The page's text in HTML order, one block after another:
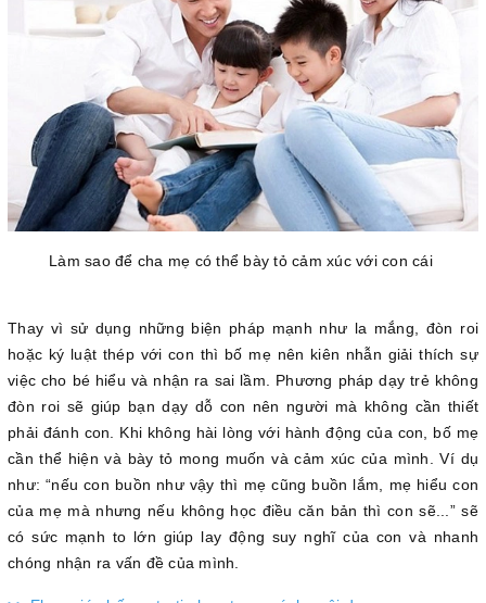
Làm sao để cha mẹ có thể bày tỏ cảm xúc với con cái
Thay vì sử dụng những biện pháp mạnh như la mắng, đòn roi
hoặc ký luật thép với con thì bố mẹ nên kiên nhẫn giải thích sự
việc cho bé hiểu và nhận ra sai lầm. Phương pháp dạy trẻ không
đòn roi sẽ giúp bạn dạy dỗ con nên người mà không cần thiết
phải đánh con. Khi không hài lòng với hành động của con, bố mẹ
cần thể hiện và bày tỏ mong muốn và cảm xúc của mình. Ví dụ
như: “nếu con buồn như vậy thì mẹ cũng buồn lắm, mẹ hiểu con
của mẹ mà nhưng nếu không học điều căn bản thì con sẽ...” sẽ
có sức mạnh to lớn giúp lay động suy nghĩ của con và nhanh
chóng nhận ra vấn đề của mình.